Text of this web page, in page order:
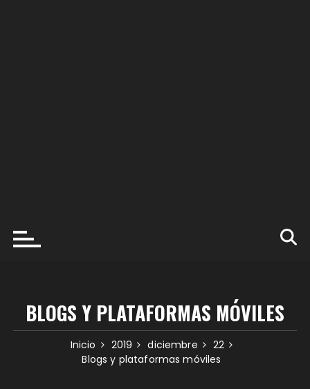
BLOGS Y PLATAFORMAS MÓVILES
Inicio 2019 diciembre
22
Blogs y plataformas móviles